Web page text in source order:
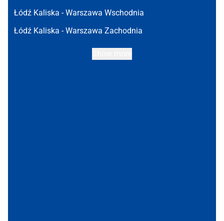
Łódź Kaliska -Warszawa Wschodnia
Łódź Kaliska -Warszawa Zachodnia